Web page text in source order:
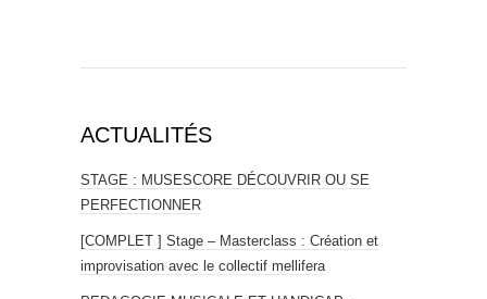
ACTUALITÉS
STAGE : MUSESCORE DÉCOUVRIR OU SE
PERFECTIONNER
[COMPLET ] Stage – Masterclass : Création et
improvisation avec le collectif mellifera